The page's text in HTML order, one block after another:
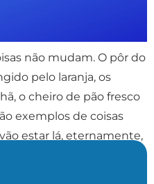
não mudam. O pôr do
pelo laranja, os
o cheiro de pão fresco
exemplos de coisas
estar lá, eternamente,
tempo, não […]